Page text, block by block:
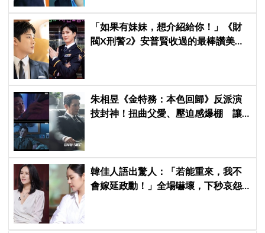
「如果有妹妹，想介紹給你！」《財
閥X刑警2》安普賢收過的最棒讚美，
朱相昱《金特務：本色回歸》反派演
技封神！扭曲父愛、壓迫感爆棚 讓
韓佳人語出驚人：「若能重來，我不
會嫁延政勳！」全場嚇壞，下秒哀怨